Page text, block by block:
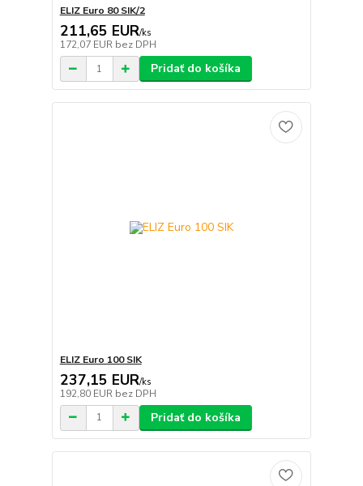
ELIZ Euro 80 SIK/2
211,65 EUR/ks
172,07 EUR bez DPH
Pridať do košíka
ELIZ Euro 100 SIK
237,15 EUR/ks
192,80 EUR bez DPH
Pridať do košíka